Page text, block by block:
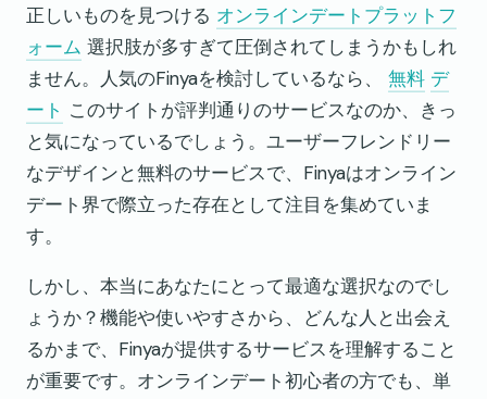
正しいものを見つける オンラインデートプラットフ
ォーム 選択肢が多すぎて圧倒されてしまうかもしれ
ません。人気のFinyaを検討しているなら、 無料 デ
ート このサイトが評判通りのサービスなのか、きっ
と気になっているでしょう。ユーザーフレンドリー
なデザインと無料のサービスで、Finyaはオンライン
デート界で際立った存在として注目を集めていま
す。
しかし、本当にあなたにとって最適な選択なのでし
ょうか？機能や使いやすさから、どんな人と出会え
るかまで、Finyaが提供するサービスを理解すること
が重要です。オンラインデート初心者の方でも、単